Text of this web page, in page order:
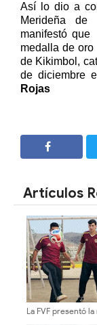
Así lo dio a
Merideña de
manifestó
medalla de
de Kikimbol,
de diciembre
Rojas
Artículos
La FVF presentó la